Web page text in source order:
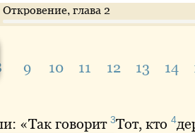
Откровение, глава 2
9 10 11 12 13 14
«Так говорит 3Тот, кто 4